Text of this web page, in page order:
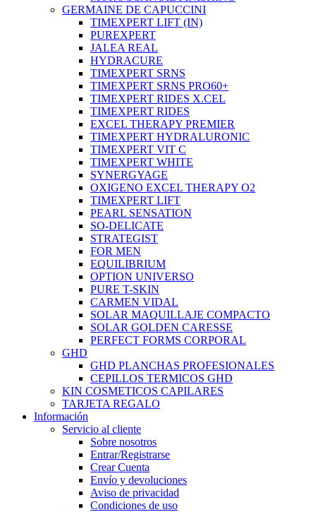
GERMAINE DE CAPUCCINI
TIMEXPERT LIFT (IN)
PUREXPERT
JALEA REAL
HYDRACURE
TIMEXPERT SRNS
TIMEXPERT SRNS PRO60+
TIMEXPERT RIDES X.CEL
TIMEXPERT RIDES
EXCEL THERAPY PREMIER
TIMEXPERT HYDRALURONIC
TIMEXPERT VIT C
TIMEXPERT WHITE
SYNERGYAGE
OXIGENO EXCEL THERAPY O2
TIMEXPERT LIFT
PEARL SENSATION
SO-DELICATE
STRATEGIST
FOR MEN
EQUILIBRIUM
OPTION UNIVERSO
PURE T-SKIN
CARMEN VIDAL
SOLAR MAQUILLAJE COMPACTO
SOLAR GOLDEN CARESSE
PERFECT FORMS CORPORAL
GHD
GHD PLANCHAS PROFESIONALES
CEPILLOS TERMICOS GHD
KIN COSMETICOS CAPILARES
TARJETA REGALO
Información
Servicio al cliente
Sobre nosotros
Entrar/Registrarse
Crear Cuenta
Envío y devoluciones
Aviso de privacidad
Condiciones de uso